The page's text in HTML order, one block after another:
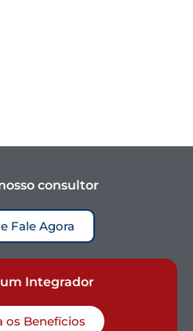
Integrador
os Benefícios
consultor
Fale Agora